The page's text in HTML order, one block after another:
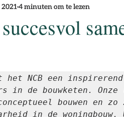
WKB
4 minuten om te lezen
het NCB een
in de bouwketen.
bouwen en zo
in de woningbouw.